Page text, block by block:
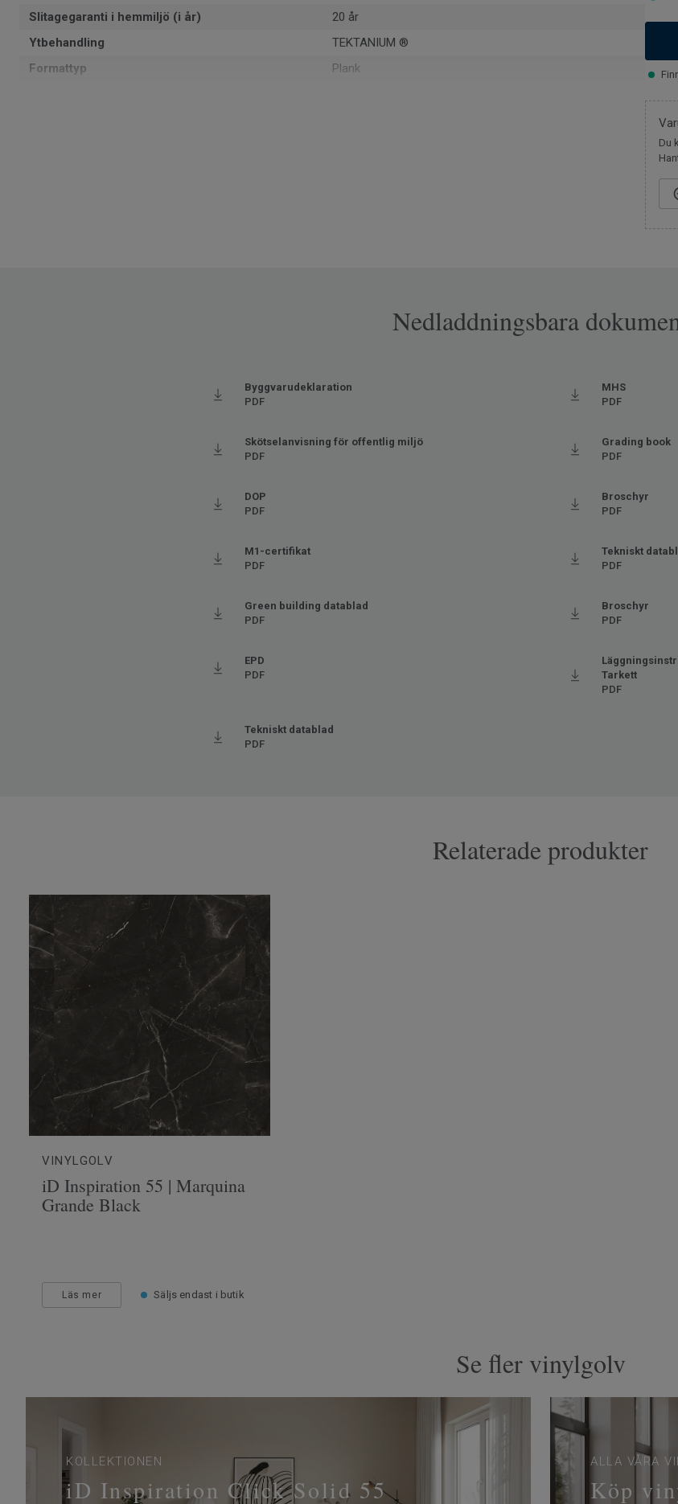
Slitagegaranti i hemmiljö (i år)
20 år
Ytbehandling
TEKTANIUM ®
Formattyp
Plank
Du
Nedladdningsbara
Byggvarudeklaration
PDF
MHS
PDF
Skötselanvisning för offentlig miljö
PDF
Grading book
PDF
DOP
PDF
Broschyr
PDF
M1-certifikat
PDF
Tekniskt
PDF
Green building datablad
PDF
Broschyr
PDF
EPD
PDF
Tarkett
PDF
Tekniskt datablad
PDF
Relaterade produkter
VINYLGOLV
iD Inspiration 55 | Marquina
Grande Black
Läs mer Säljs endast i butik
Se fler vinylgolv
KOLLEKTIONEN
iD Inspiration Click Solid 55
ALLA VÅRA
Köp